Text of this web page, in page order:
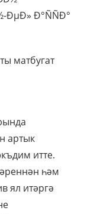
матбугат
артык
итте.
һәм
ял итәргә